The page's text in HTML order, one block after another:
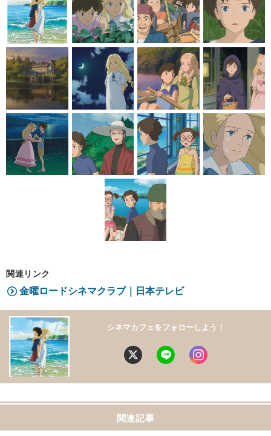
関連リンク
金曜ロードシネマクラブ｜日本テレビ
シネマカフェをフォローしよう！
関連記事